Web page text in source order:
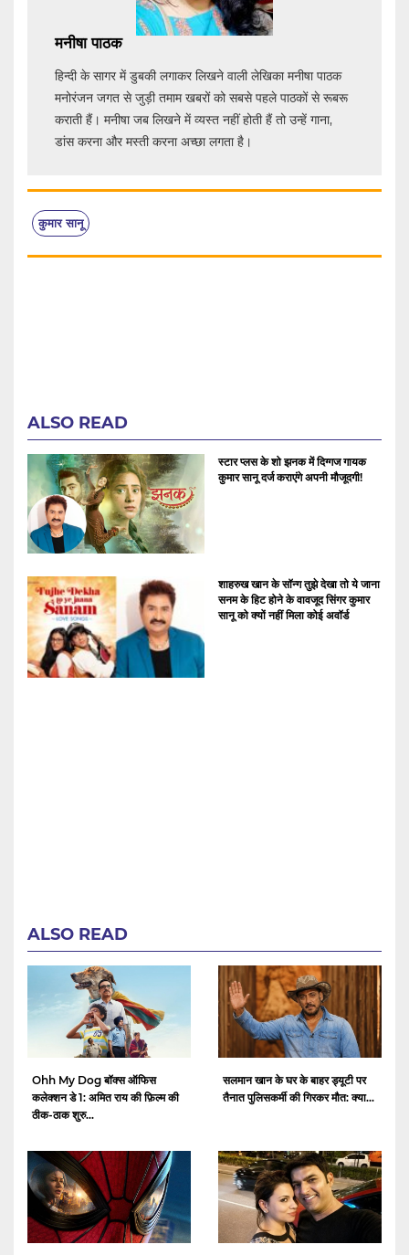
मनीषा पाठक
हिन्दी के सागर में डुबकी लगाकर लिखने वाली लेखिका मनीषा पाठक
मनोरंजन जगत से जुड़ी तमाम खबरों को सबसे पहले पाठकों से रूबरू
कराती हैं। मनीषा जब लिखने में व्यस्त नहीं होती हैं तो उन्हें गाना,
डांस करना और मस्ती करना अच्छा लगता है।
कुमार सानू
ALSO READ
स्टार प्लस के शो झनक में दिग्गज गायक
कुमार सानू दर्ज कराएंगे अपनी मौजूदगी!
शाहरुख खान के सॉन्ग तुझे देखा तो ये जाना
सनम के हिट होने के वावजूद सिंगर कुमार
सानू को क्यों नहीं मिला कोई अवॉर्ड
ALSO READ
Ohh My Dog बॉक्स ऑफिस
कलेक्शन डे 1: अमित राय की फ़िल्म की
ठीक-ठाक शुरु...
सलमान खान के घर के बाहर ड्यूटी पर
तैनात पुलिसकर्मी की गिरकर मौत: क्या...